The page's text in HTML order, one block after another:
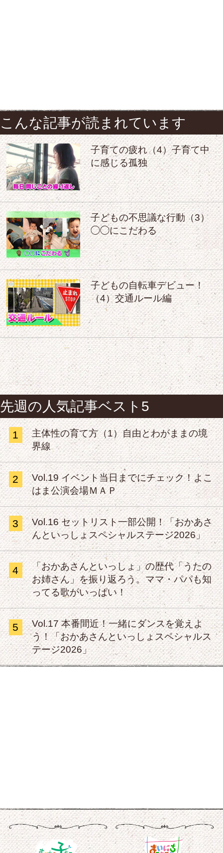
こんな記事が読まれています
子育ての疲れ（4）子育て中
に感じる孤独
子どもの不思議な行動（3）
◯◯にこだわる
子どもの自転車デビュー！
（4）交通ルール編
先週の人気記事ベスト5
1
主体性の育て方（1）自由とわがままの境
界線
2
Vol.19 イベント当日までにチェック！よこ
はま公演会場ＭＡＰ
3
Vol.16 セットリスト一部公開！「おかあさ
んといっしょスペシャルステージ2026」
4
「おかあさんといっしょ」の歴代「うたの
お姉さん」を振り返ろう。ママ・パパも知
ってる歌がいっぱい！
5
Vol.17 本番間近！一緒にダンスを覚えよ
う！「おかあさんといっしょスペシャルス
テージ2026」